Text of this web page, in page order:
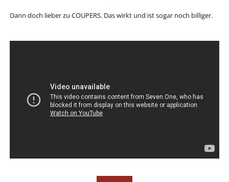
Dann doch lieber zu COUPERS. Das wirkt und ist sogar noch billiger.